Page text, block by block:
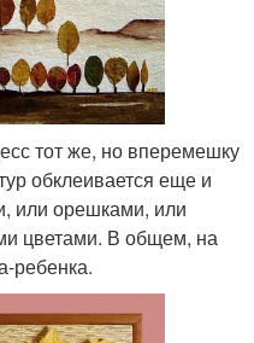
тот же, но вперемешку
обклеивается еще и
или орешками, или
цветами. В общем, на
ребенка.